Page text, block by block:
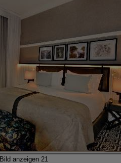
Bild anzeigen 21